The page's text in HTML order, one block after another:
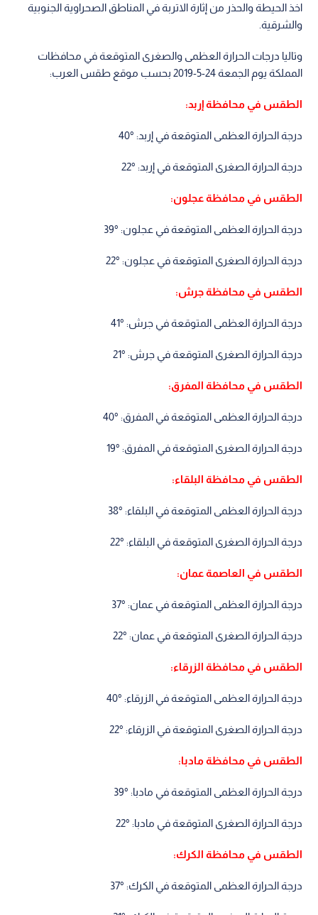
اخذ الحيطة والحذر من إثارة الاتربة في المناطق الصحراوية الجنوبية
والشرقية.
وتاليا درجات الحرارة العظمى والصغرى المتوقعة في محافظات
المملكة يوم الجمعة 24-5-2019 بحسب موقع طقس العرب:
الطقس في محافظة إربد:
درجة الحرارة العظمى المتوقعة في إربد: °40
درجة الحرارة الصغرى المتوقعة في إربد: °22
الطقس في محافظة عجلون:
درجة الحرارة العظمى المتوقعة في عجلون: °39
درجة الحرارة الصغرى المتوقعة في عجلون: °22
الطقس في محافظة جرش:
درجة الحرارة العظمى المتوقعة في جرش: °41
درجة الحرارة الصغرى المتوقعة في جرش: °21
الطقس في محافظة المفرق:
درجة الحرارة العظمى المتوقعة في المفرق: °40
درجة الحرارة الصغرى المتوقعة في المفرق: °19
الطقس في محافظة البلقاء:
درجة الحرارة العظمى المتوقعة في البلقاء: °38
درجة الحرارة الصغرى المتوقعة في البلقاء: °22
الطقس في العاصمة عمان:
درجة الحرارة العظمى المتوقعة في عمان: °37
درجة الحرارة الصغرى المتوقعة في عمان: °22
الطقس في محافظة الزرقاء:
درجة الحرارة العظمى المتوقعة في الزرقاء: °40
درجة الحرارة الصغرى المتوقعة في الزرقاء: °22
الطقس في محافظة مادبا:
درجة الحرارة العظمى المتوقعة في مادبا: °39
درجة الحرارة الصغرى المتوقعة في مادبا: °22
الطقس في محافظة الكرك:
درجة الحرارة العظمى المتوقعة في الكرك: °37